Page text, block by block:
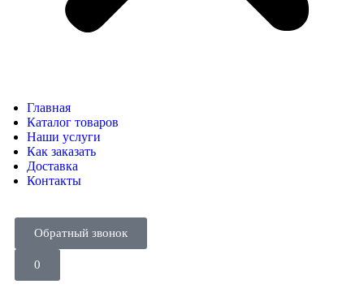
Главная
Каталог товаров
Наши услуги
Как заказать
Доставка
Контакты
Обратный звонок
0